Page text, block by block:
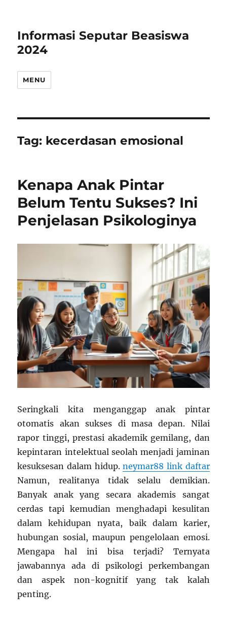
Informasi Seputar Beasiswa
2024
MENU
Tag: kecerdasan emosional
Kenapa Anak Pintar
Belum Tentu Sukses? Ini
Penjelasan Psikologinya
Seringkali kita menganggap anak pintar
otomatis akan sukses di masa depan. Nilai
rapor tinggi, prestasi akademik gemilang, dan
kepintaran intelektual seolah menjadi jaminan
kesuksesan dalam hidup.neymar88 link daftar
Namun, realitanya tidak selalu demikian.
Banyak anak yang secara akademis sangat
cerdas tapi kemudian menghadapi kesulitan
dalam kehidupan nyata, baik dalam karier,
hubungan sosial, maupun pengelolaan emosi.
Mengapa hal ini bisa terjadi? Ternyata
jawabannya ada di psikologi perkembangan
dan aspek non-kognitif yang tak kalah
penting.